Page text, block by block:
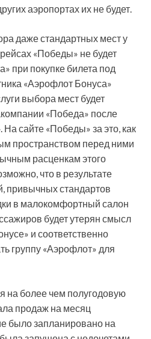
аэропортах их не будет.
даже стандартных мест у
«Победы» не будет
при покупке билета под
«Аэрофлот Бонуса»
выбора мест будет
«Победа» после
сайте «Победы» за это, как
пространством перед ними
расценкам этого
что в результате
привычных стандартов
в малокомфортный салон
будет утерян смысл
и соответственно
группу «Аэрофлот» для
на более чем полугодовую
продаж на месяц
было запланировано на